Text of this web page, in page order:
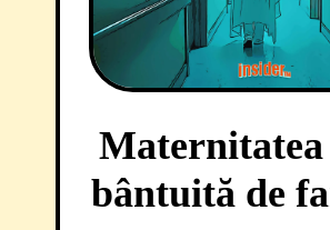
Maternitatea
bântuită de